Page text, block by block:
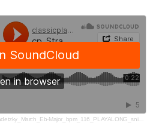
Major_bpm_116_PLAYALONG_snippet